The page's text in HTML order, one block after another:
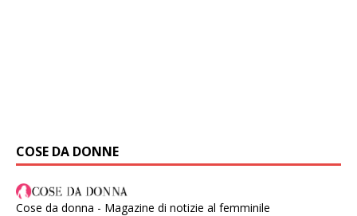
COSE DA DONNE
Cose da donna - Magazine di notizie al femminile